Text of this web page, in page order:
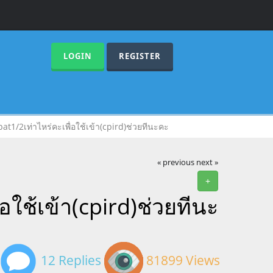
LOGIN REGISTER
2เท่าไหร่คะเพื่อใช้เข้า(cpird)ช่วยทีนะคะ
« previous next »
+
ใช้เข้า(cpird)ช่วยทีนะ
12 Replies 81899 Views